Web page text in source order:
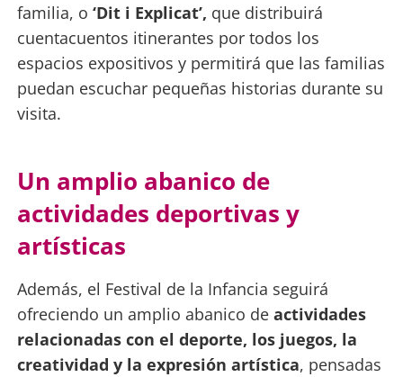
familia, o ‘Dit i Explicat’, que distribuirá
cuentacuentos itinerantes por todos los
espacios expositivos y permitirá que las familias
puedan escuchar pequeñas historias durante su
visita.
Un amplio abanico de
actividades deportivas y
artísticas
Además, el Festival de la Infancia seguirá
ofreciendo un amplio abanico de actividades
relacionadas con el deporte, los juegos, la
creatividad y la expresión artística, pensadas